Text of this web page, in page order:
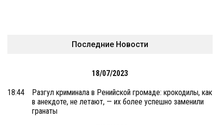
Последние Новости
18/07/2023
18:44
Разгул криминала в Ренийской громаде: крокодилы, как
в анекдоте, не летают, — их более успешно заменили
гранаты